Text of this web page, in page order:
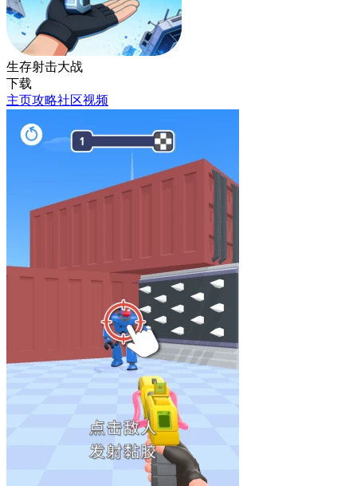
生存射击大战
下载
主页攻略社区视频